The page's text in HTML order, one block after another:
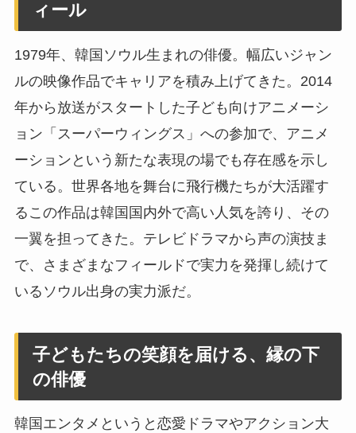
ィール
1979年、韓国ソウル生まれの俳優。幅広いジャン
ルの映像作品でキャリアを積み上げてきた。2014
年から放送がスタートした子ども向けアニメーシ
ョン「スーパーウィングス」への参加で、アニメ
ーションという新たな表現の場でも存在感を示し
ている。世界各地を舞台に飛行機たちが大活躍す
るこの作品は韓国国内外で高い人気を誇り、その
一翼を担ってきた。テレビドラマから声の演技ま
で、さまざまなフィールドで実力を発揮し続けて
いるソウル出身の実力派だ。
子どもたちの笑顔を届ける、縁の下
の俳優
韓国エンタメというと恋愛ドラマやアクション大